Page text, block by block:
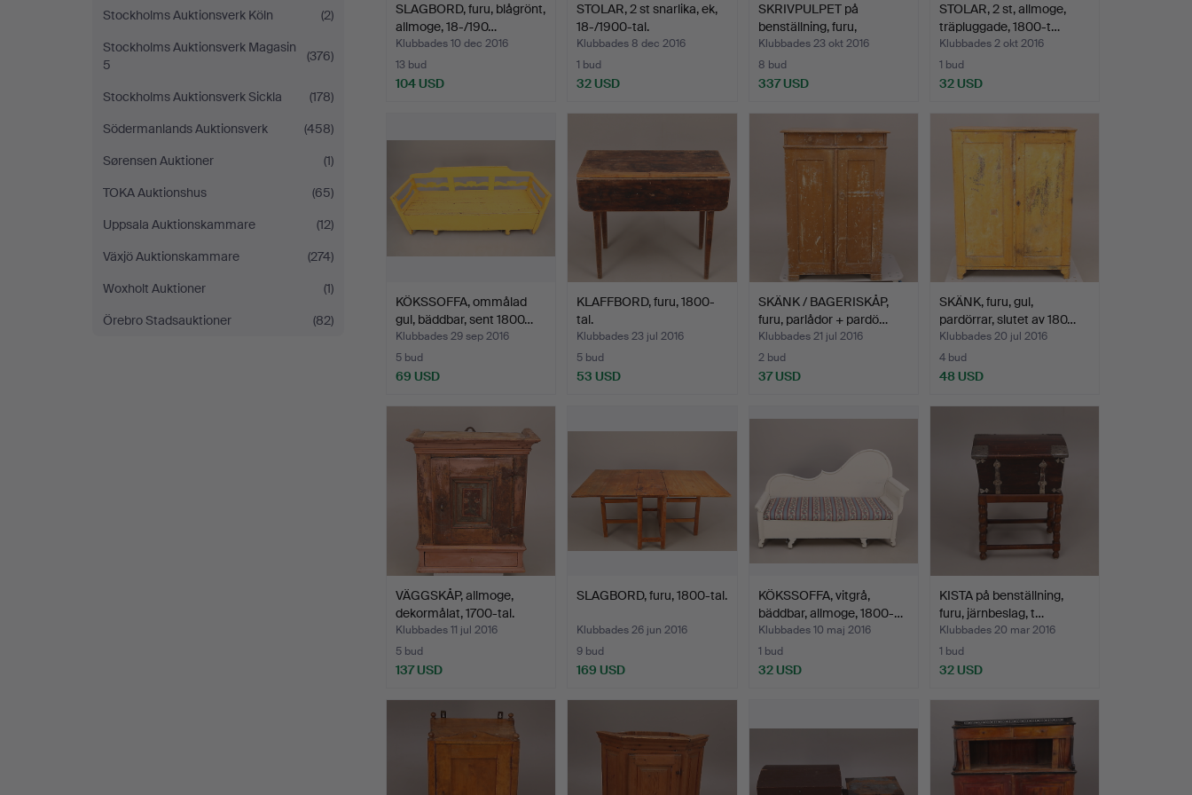
Stockholms Auktionsverk Köln
(2)
Stockholms Auktionsverk Magasin
5
(376)
Stockholms Auktionsverk Sickla
(178)
Södermanlands Auktionsverk
(458)
Sørensen Auktioner
(1)
TOKA Auktionshus
(65)
Uppsala Auktionskammare
(12)
Växjö Auktionskammare
(274)
Woxholt Auktioner
(1)
Örebro Stadsauktioner
(82)
SLAGBORD, furu, blågrönt,
allmoge, 18-/190…
Klubbades 10 dec 2016
13 bud
104 USD
STOLAR, 2 st snarlika, ek,
18-/1900-tal.
Klubbades 8 dec 2016
1 bud
32 USD
SKRIVPULPET på
benställning, furu,
allmoge…
Klubbades 23 okt 2016
8 bud
337 USD
STOLAR, 2 st, allmoge,
träpluggade, 1800-t…
Klubbades 2 okt 2016
1 bud
32 USD
KÖKSSOFFA, ommålad
gul, bäddbar, sent 1800…
Klubbades 29 sep 2016
5 bud
69 USD
KLAFFBORD, furu, 1800-
tal.
Klubbades 23 jul 2016
5 bud
53 USD
SKÄNK / BAGERISKÅP,
furu, parlådor + pardö…
Klubbades 21 jul 2016
2 bud
37 USD
SKÄNK, furu, gul,
pardörrar, slutet av 180…
Klubbades 20 jul 2016
4 bud
48 USD
VÄGGSKÅP, allmoge,
dekormålat, 1700-tal.
Klubbades 11 jul 2016
5 bud
137 USD
SLAGBORD, furu, 1800-tal.
Klubbades 26 jun 2016
9 bud
169 USD
KÖKSSOFFA, vitgrå,
bäddbar, allmoge, 1800-…
Klubbades 10 maj 2016
1 bud
32 USD
KISTA på benställning,
furu, järnbeslag, t…
Klubbades 20 mar 2016
1 bud
32 USD